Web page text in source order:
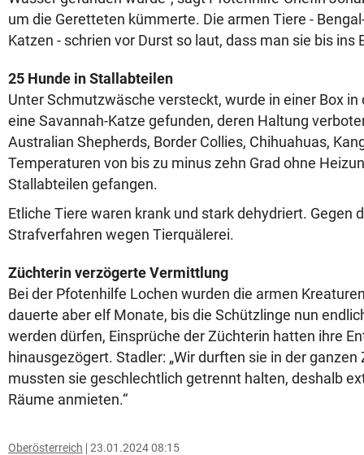
um die Geretteten kümmerte. Die armen Tiere -
Katzen - schrien vor Durst so laut, dass man sie bis ins
25 Hunde in Stallabteilen
Unter Schmutzwäsche versteckt, wurde in einer Box
eine Savannah-Katze gefunden, deren Haltung
Australian Shepherds, Border Collies, Chihuahuas,
Temperaturen von bis zu minus zehn Grad ohne
Stallabteilen gefangen.
Etliche Tiere waren krank und stark dehydriert. Gegen
Strafverfahren wegen Tierquälerei.
Züchterin verzögerte Vermittlung
Bei der Pfotenhilfe Lochen wurden die armen
dauerte aber elf Monate, bis die Schützlinge nun
werden dürfen, Einsprüche der Züchterin hatten ihre
hinausgezögert. Stadler: „Wir durften sie in der
mussten sie geschlechtlich getrennt halten, deshalb
Räume anmieten.“
Oberösterreich 23.01.2024 08:15